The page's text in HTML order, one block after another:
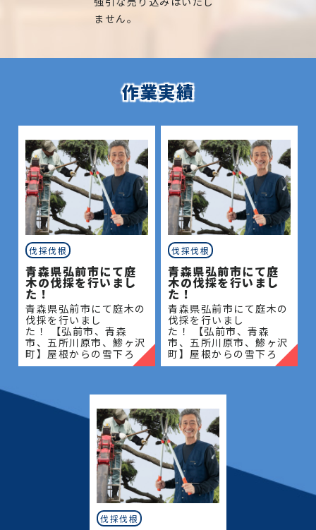
ません。
作業実績
伐採伐根
青森県弘前市にて庭
木の伐採を行いまし
た！
青森県弘前市にて庭木の
伐採を行いまし
た！ 【弘前市、青森
市、五所川原市、鯵ヶ沢
町】屋根からの雪下ろ
し・除雪・排雪などの作
定・草刈りなどのお庭の
こと、造園・
伐採伐根
青森県弘前市にて庭
木の伐採を行いまし
た！
青森県弘前市にて庭木の
伐採を行いまし
た！ 【弘前市、青森
市、五所川原市、鯵ヶ沢
町】屋根からの雪下ろ
し・除雪・排雪などの作
定・草刈りなどのお庭の
こと、造園・
伐採伐根